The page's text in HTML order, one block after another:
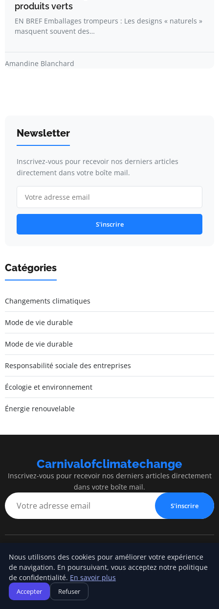
produits verts
EN BREF Emballages trompeurs : Les designs « naturels »
masquent souvent des…
Amandine Blanchard
Newsletter
Inscrivez-vous pour recevoir nos derniers articles
directement dans votre boîte mail.
S'inscrire
Catégories
Changements climatiques
Mode de vie durable
Mode de vie durable
Responsabilité sociale des entreprises
Écologie et environnement
Énergie renouvelable
Carnivalofclimatechange
Inscrivez-vous pour recevoir nos derniers articles directement
dans votre boîte mail.
S'inscrire
Carnivalofclimatechange
Blog d'actualités et d'informations
Nous utilisons des cookies pour améliorer votre expérience
de navigation. En poursuivant, vous acceptez notre politique
de confidentialité. En savoir plus
Accepter Refuser